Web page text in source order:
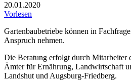
20.01.2020
Vorlesen
Gartenbaubetriebe können in
Anspruch nehmen.
Die Beratung erfolgt durch Mitarbeiter
Ämter für Ernährung, Landwirtschaft
Landshut und Augsburg-Friedberg.